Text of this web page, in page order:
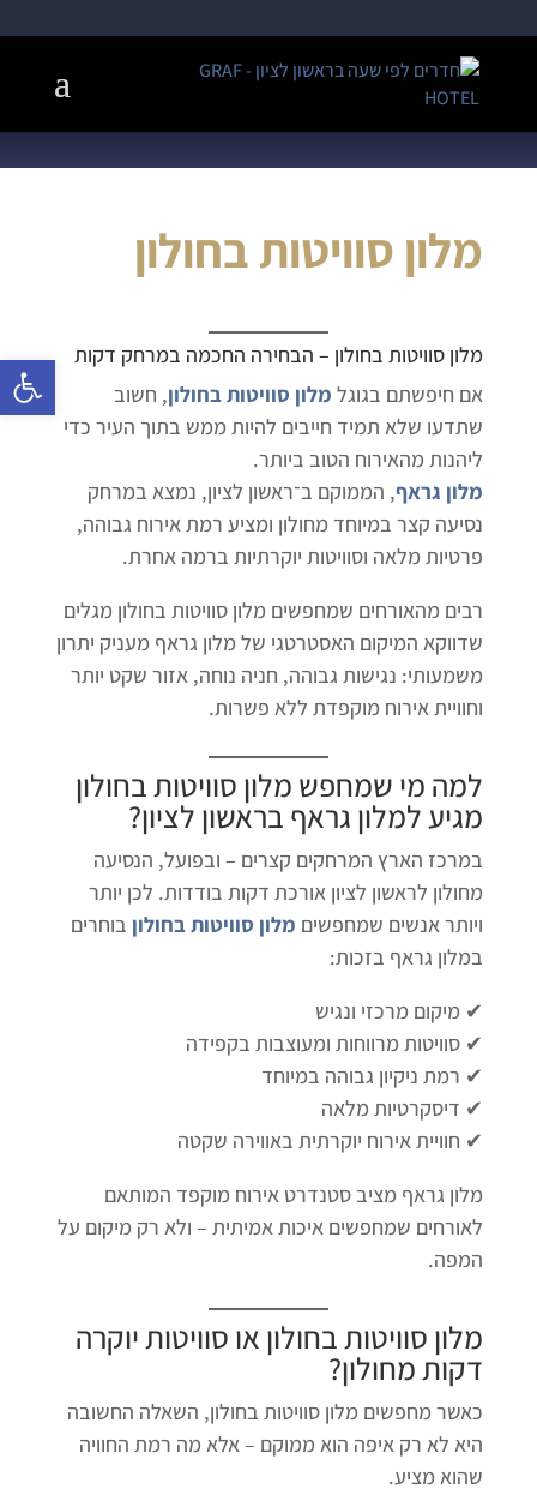
מלון סוויטות בחולון
מלון סוויטות בחולון – הבחירה החכמה במרחק דקות
אם חיפשתם בגוגל מלון סוויטות בחולון, חשוב
שתדעו שלא תמיד חייבים להיות ממש בתוך העיר כדי
ליהנות מהאירוח הטוב ביותר.
מלון גראף, הממוקם ב־ראשון לציון, נמצא במרחק
נסיעה קצר במיוחד מחולון ומציע רמת אירוח גבוהה,
פרטיות מלאה וסוויטות יוקרתיות ברמה אחרת.
רבים מהאורחים שמחפשים מלון סוויטות בחולון מגלים
שדווקא המיקום האסטרטגי של מלון גראף מעניק יתרון
משמעותי: נגישות גבוהה, חניה נוחה, אזור שקט יותר
וחוויית אירוח מוקפדת ללא פשרות.
למה מי שמחפש מלון סוויטות בחולון
מגיע למלון גראף בראשון לציון?
במרכז הארץ המרחקים קצרים – ובפועל, הנסיעה
מחולון לראשון לציון אורכת דקות בודדות. לכן יותר
ויותר אנשים שמחפשים מלון סוויטות בחולון בוחרים
במלון גראף בזכות:
✔ מיקום מרכזי ונגיש
✔ סוויטות מרווחות ומעוצבות בקפידה
✔ רמת ניקיון גבוהה במיוחד
✔ דיסקרטיות מלאה
✔ חוויית אירוח יוקרתית באווירה שקטה
מלון גראף מציב סטנדרט אירוח מוקפד המותאם
לאורחים שמחפשים איכות אמיתית – ולא רק מיקום על
המפה.
מלון סוויטות בחולון או סוויטות יוקרה
דקות מחולון?
כאשר מחפשים מלון סוויטות בחולון, השאלה החשובה
היא לא רק איפה הוא ממוקם – אלא מה רמת החוויה
שהוא מציע.